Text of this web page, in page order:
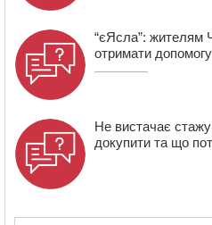
“єЯсла”: жителям
отримати
Не вистачає стажу
докупити та що